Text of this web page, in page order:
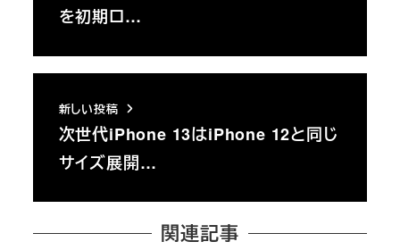
を初期ロ…
新しい投稿
次世代iPhone 13はiPhone 12と同じ
サイズ展開…
関連記事